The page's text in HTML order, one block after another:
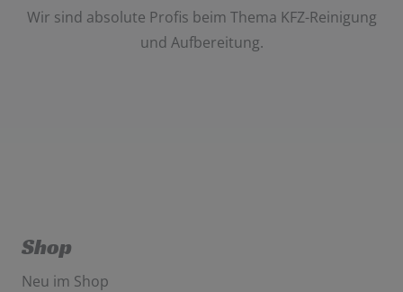
Wir sind absolute Profis beim Thema KFZ-Reinigung
und Aufbereitung.
Shop
Neu im Shop